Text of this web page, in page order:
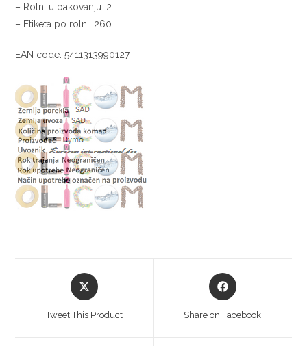
– Rolni u pakovanju: 2
– Etiketa po rolni: 260
EAN code: 5411313990127
Tweet This Product Share on Facebook